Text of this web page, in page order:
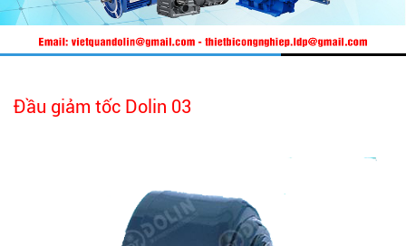
Đầu giảm tốc Dolin 03